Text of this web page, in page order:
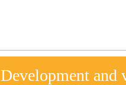
Development and